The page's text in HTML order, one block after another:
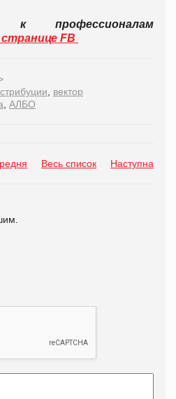
к профессионалам
FB
вектор
АЛБО
Весь список Наступна